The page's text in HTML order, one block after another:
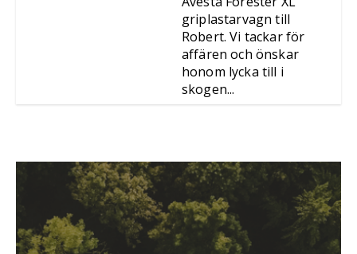
griplastarvagn till
Robert. Vi tackar för
affären och önskar
honom lycka till i
skogen...